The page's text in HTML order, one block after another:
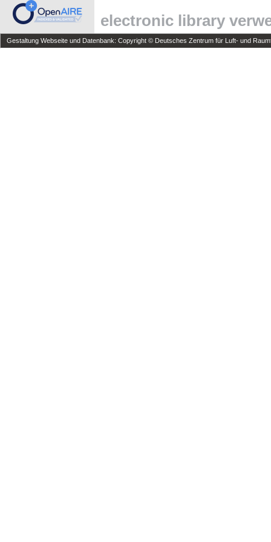
electronic library
Gestaltung Webseite und Datenbank: Copyright © Deutsches Zentrum für Luft- und